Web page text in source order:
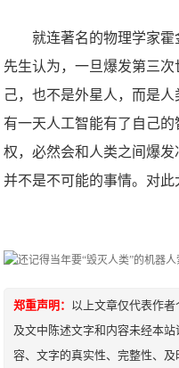
就连著名的物理学家
先生认为，一旦爆发第三
己，也不是外星人，而是
有一天人工智能有了自己
权，必然会和人类之间爆
并不是不可能的事情。对此
郑重声明： 以上文章仅代表作
及文中陈述文字和内容未经本
容、文字的真实性、完整性、